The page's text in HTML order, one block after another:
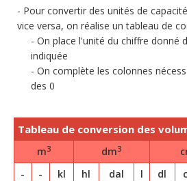
Pour convertir des unités de
vice versa, on réalise un tableau de
On place l'unité du chiffre donné
indiquée
On complète les colonnes
des 0
Tableau de conversion des
m3 dm3
- - kl hl dal l dl